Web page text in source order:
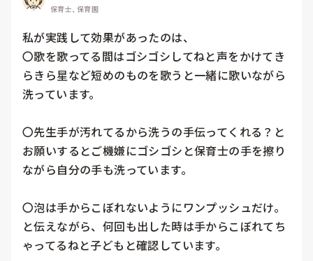
保育士, 保育園
私が実践して効果があったのは、
〇歌を歌ってる間はゴシゴシしてねと声をかけてき
らきら星など短めのものを歌うと一緒に歌いながら
洗っています。
〇先生手が汚れてるから洗うの手伝ってくれる？と
お願いするとご機嫌にゴシゴシと保育士の手を擦り
ながら自分の手も洗っています。
〇泡は手からこぼれないようにワンプッシュだけ。
と伝えながら、何回も出した時は手からこぼれてち
ゃってるねと子どもと確認しています。